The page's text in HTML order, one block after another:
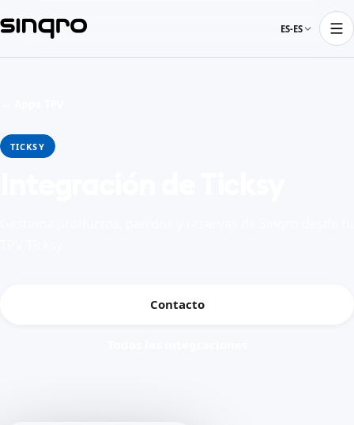
ES-ES
TICKSY
Contacto